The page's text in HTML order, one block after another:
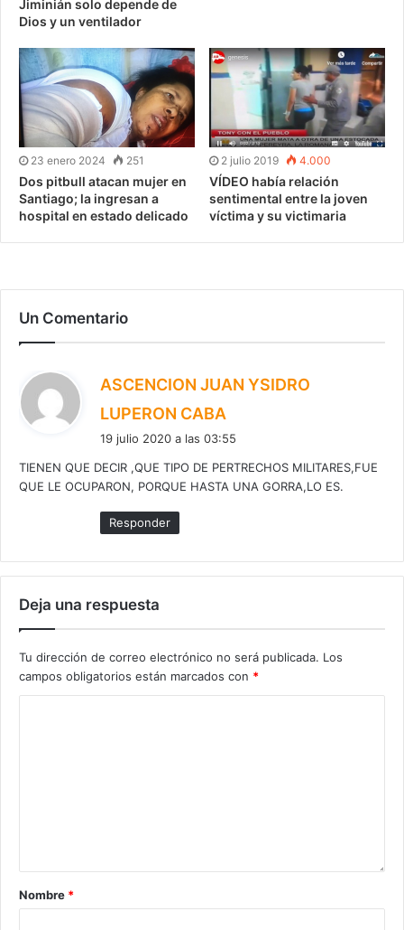
Jiminián solo depende de
Dios y un ventilador
23 enero 2024 251
Dos pitbull atacan mujer en
Santiago; la ingresan a
hospital en estado delicado
2 julio 2019 4.000
VÍDEO había relación
sentimental entre la joven
víctima y su victimaria
Un Comentario
ASCENCION JUAN YSIDRO
LUPERON CABA
e
:
19 julio 2020 a las 03:55
TIENEN QUE DECIR ,QUE TIPO DE PERTRECHOS MILITARES,FUE
QUE LE OCUPARON, PORQUE HASTA UNA GORRA,LO ES.
Responder
Deja una respuesta
Tu dirección de correo electrónico no será publicada. Los
campos obligatorios están marcados con *
Nombre *